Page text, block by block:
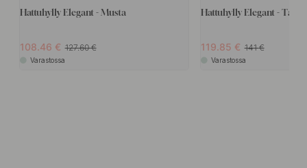
Hattuhylly Elegant - Musta
108.46 127.60
Varastossa
Hattuhylly Elegant -
119.85 141
Varastossa